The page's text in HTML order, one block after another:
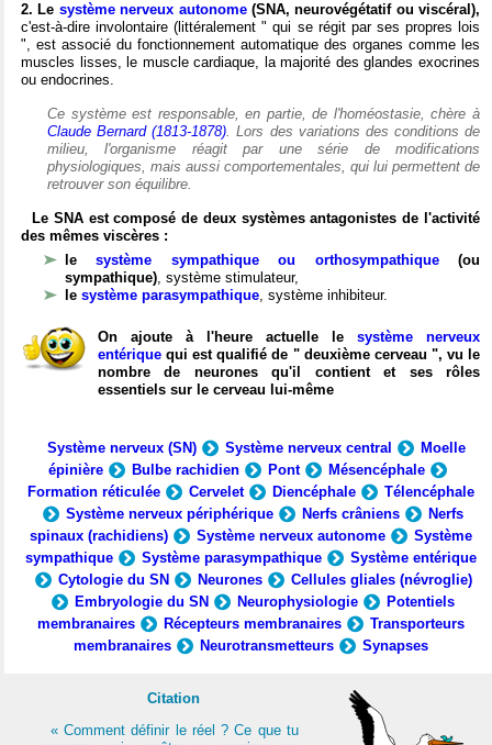
2. Le système nerveux autonome(SNA, neurovégétatif ou viscéral),
c'est-à-dire involontaire (littéralement " qui se régit par ses propres lois
", est associé du fonctionnement automatique des organes comme les
muscles lisses, le muscle cardiaque, la majorité des glandes exocrines
ou endocrines.
Ce système est responsable, en partie, de l'homéostasie, chère à
Claude Bernard (1813-1878). Lors des variations des conditions de
milieu, l'organisme réagit par une série de modifications
physiologiques, mais aussi comportementales, qui lui permettent de
retrouver son équilibre.
Le SNA est composé de deux systèmes antagonistes de l'activité
des mêmes viscères :
lesystème sympathique ou orthosympathique(ou
sympathique), système stimulateur,
le système parasympathique, système inhibiteur.
On ajoute à l'heure actuelle le système nerveux
entérique qui est qualifié de " deuxième cerveau ", vu le
nombre de neurones qu'il contient et ses rôles
essentiels sur le cerveau lui-même
Système nerveux (SN) Système nerveux central
Moelle
épinière
Bulbe rachidien Pont
Mésencéphale
Formation réticulée
Cervelet Diencéphale
Télencéphale
Système nerveux périphérique
Nerfs crâniens
Nerfs
spinaux (rachidiens)
Système nerveux autonome
Système
sympathique
Système parasympathique
Système entérique
Cytologie du SN
Neurones
Cellules gliales (névroglie)
Embryologie du SN
Neurophysiologie
Potentiels
membranaires
Récepteurs membranaires
Transporteurs
membranaires
Neurotransmetteurs Synapses
Citation
« Comment définir le réel ? Ce que tu